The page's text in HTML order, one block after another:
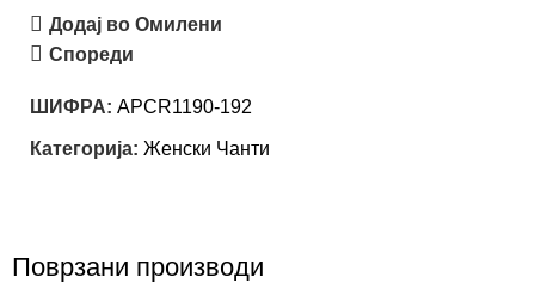
Додај во Омилени
Спореди
ШИФРА: APCR1190-192
Категорија: Женски Чанти
Поврзани производи